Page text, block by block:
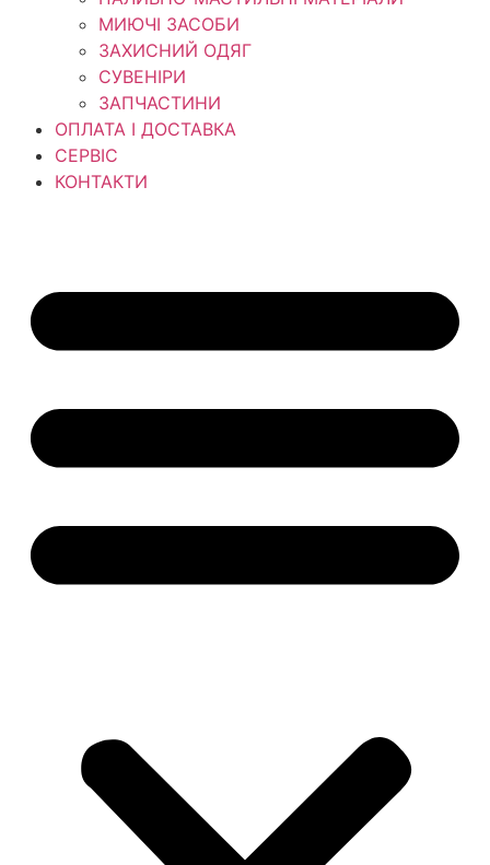
МИЮЧІ ЗАСОБИ
ЗАХИСНИЙ ОДЯГ
СУВЕНІРИ
ЗАПЧАСТИНИ
ОПЛАТА І ДОСТАВКА
СЕРВІС
КОНТАКТИ